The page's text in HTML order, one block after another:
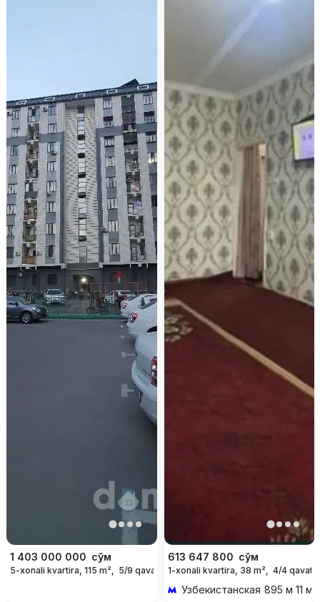
1 403 000 000 сўм
5-xonali kvartira, 115 m², 5/9 qavat
613 647 800 сўм
1-xonali kvartira, 38 m², 4/4 qavat
Узбекистанская 895 м 11